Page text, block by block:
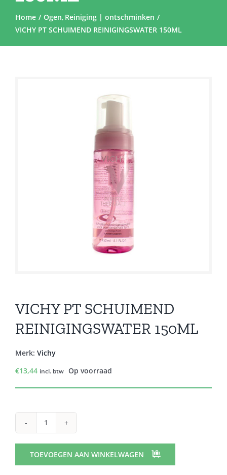
Home Ogen Reiniging | ontschminken
VICHY PT SCHUIMEND REINIGINGSWATER 150ML
VICHY PT SCHUIMEND
REINIGINGSWATER 150ML
Merk: Vichy
€13,44 incl. btw Op voorraad
VICHY
SCHUIMEND
REINIGINGSWATER
TOEVOEGEN AAN WINKELWAGEN